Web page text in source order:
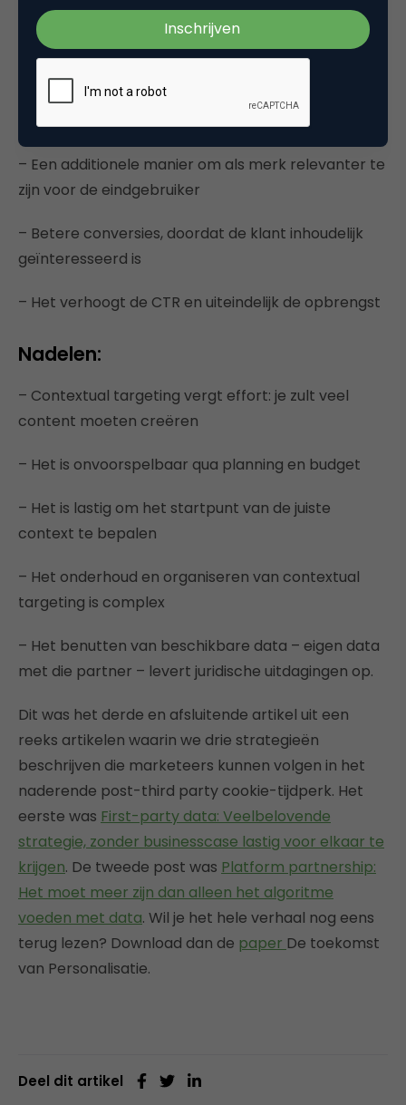
Voordelen:
– Contextual targeting vormt een enorme kans om
de klant beter te begrijpen
– Een additionele manier om als merk relevanter te
zijn voor de eindgebruiker
– Betere conversies, doordat de klant inhoudelijk
geïnteresseerd is
– Het verhoogt de CTR en uiteindelijk de opbrengst
Nadelen:
– Contextual targeting vergt effort: je zult veel
content moeten creëren
– Het is onvoorspelbaar qua planning en budget
– Het is lastig om het startpunt van de juiste
context te bepalen
– Het onderhoud en organiseren van contextual
targeting is complex
– Het benutten van beschikbare data – eigen data
met die partner – levert juridische uitdagingen op.
Dit was het derde en afsluitende artikel uit een
reeks artikelen waarin we drie strategieën
beschrijven die marketeers kunnen volgen in het
naderende post-third party cookie-tijdperk. Het
eerste was First-party data: Veelbelovende
strategie, zonder businesscase lastig voor elkaar te
krijgen. De tweede post was Platform partnership:
Het moet meer zijn dan alleen het algoritme
voeden met data. Wil je het hele verhaal nog eens
terug lezen? Download dan de paper De toekomst
van Personalisatie.
Deel dit artikel